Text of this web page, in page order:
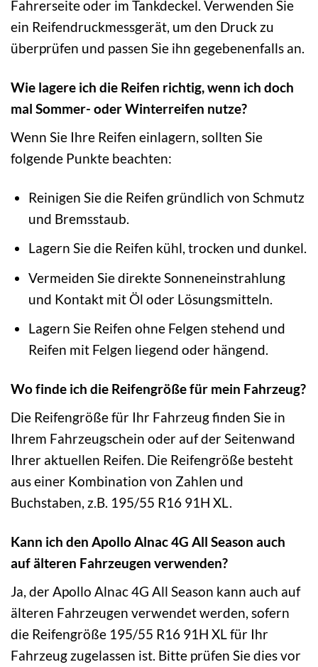
Fahrerseite oder im Tankdeckel. Verwenden Sie
ein Reifendruckmessgerät, um den Druck zu
überprüfen und passen Sie ihn gegebenenfalls an.
Wie lagere ich die Reifen richtig, wenn ich doch
mal Sommer- oder Winterreifen nutze?
Wenn Sie Ihre Reifen einlagern, sollten Sie
folgende Punkte beachten:
Reinigen Sie die Reifen gründlich von Schmutz
und Bremsstaub.
Lagern Sie die Reifen kühl, trocken und dunkel.
Vermeiden Sie direkte Sonneneinstrahlung
und Kontakt mit Öl oder Lösungsmitteln.
Lagern Sie Reifen ohne Felgen stehend und
Reifen mit Felgen liegend oder hängend.
Wo finde ich die Reifengröße für mein Fahrzeug?
Die Reifengröße für Ihr Fahrzeug finden Sie in
Ihrem Fahrzeugschein oder auf der Seitenwand
Ihrer aktuellen Reifen. Die Reifengröße besteht
aus einer Kombination von Zahlen und
Buchstaben, z.B. 195/55 R16 91H XL.
Kann ich den Apollo Alnac 4G All Season auch
auf älteren Fahrzeugen verwenden?
Ja, der Apollo Alnac 4G All Season kann auch auf
älteren Fahrzeugen verwendet werden, sofern
die Reifengröße 195/55 R16 91H XL für Ihr
Fahrzeug zugelassen ist. Bitte prüfen Sie dies vor